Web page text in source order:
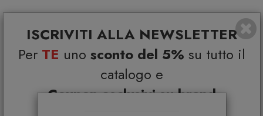
ISCRIVITI ALLA NEWSLETTER
Per TE uno sconto del 5% su tutto il
catalogo e
Coupon esclusivi su brand